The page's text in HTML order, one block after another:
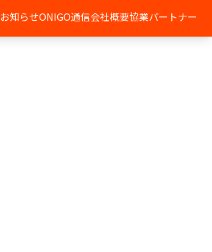
お知らせONIGO通信会社概要協業パートナー